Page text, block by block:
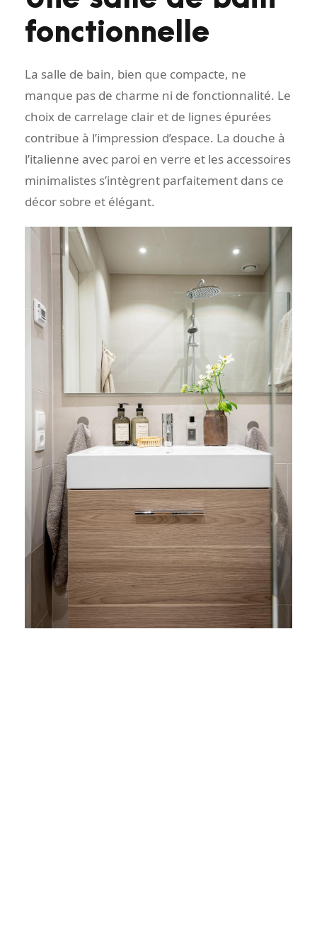
fonctionnelle
La salle de bain, bien que compacte, ne
manque pas de charme ni de fonctionnalité. Le
choix de carrelage clair et de lignes épurées
contribue à l’impression d’espace. La douche à
l’italienne avec paroi en verre et les accessoires
minimalistes s’intègrent parfaitement dans ce
décor sobre et élégant.